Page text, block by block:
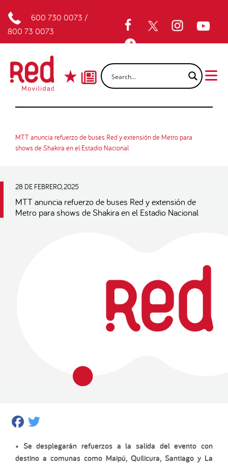
600 730 0073 /
800 73 0073
MTT anuncia refuerzo de buses Red y extensión de Metro para
shows de Shakira en el Estadio Nacional
28 DE FEBRERO, 2025
MTT anuncia refuerzo de buses Red y extensión de
Metro para shows de Shakira en el Estadio Nacional
Facebook
• Se desplegarán refuerzos a la salida del evento con
destino a comunas como Maipú, Quilicura, Santiago y La